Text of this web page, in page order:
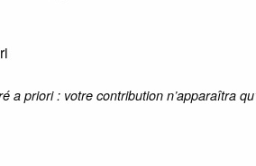
a priori : votre contribution n’apparaîtra